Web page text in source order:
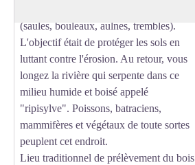
(saules, bouleaux, aulnes, trembles).
L'objectif était de protéger les sols en
luttant contre l'érosion. Au retour, vous
longez la rivière qui serpente dans ce
milieu humide et boisé appelé
"ripisylve". Poissons, batraciens,
mammifères et végétaux de toute sortes
peuplent cet endroit.
Lieu traditionnel de prélèvement du bois